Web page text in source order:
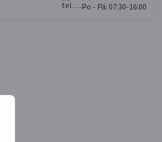
Po - Pá: 07:30-16:00